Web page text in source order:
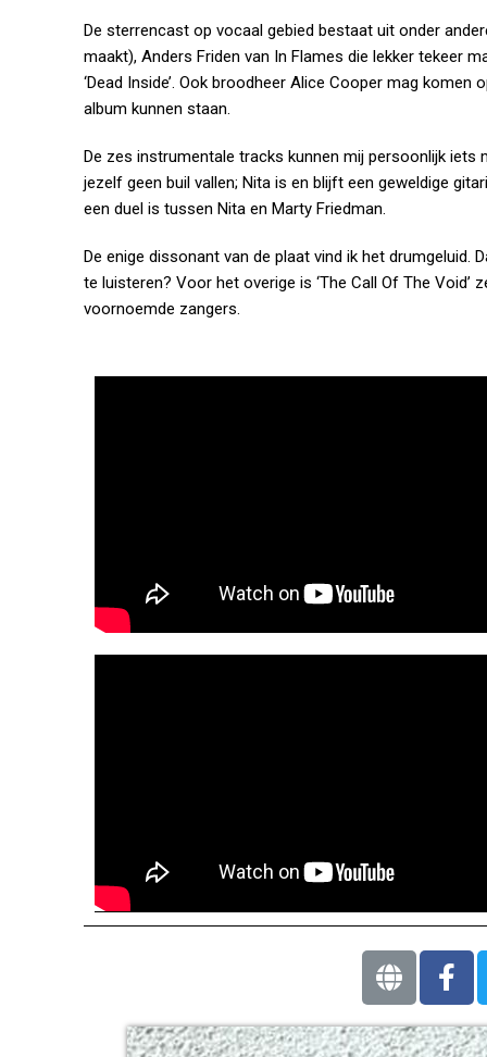
De sterrencast op vocaal gebied bestaat uit onder
maakt), Anders Friden van In Flames die lekker tekeer
‘Dead Inside’. Ook broodheer Alice Cooper mag
album kunnen staan.
De zes instrumentale tracks kunnen mij persoonlijk iets
jezelf geen buil vallen; Nita is en blijft een geweldige
een duel is tussen Nita en Marty Friedman.
De enige dissonant van de plaat vind ik het
te luisteren? Voor het overige is ‘The Call Of The
voornoemde zangers.